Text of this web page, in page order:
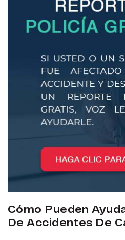
Cómo Pueden
De Accidentes De